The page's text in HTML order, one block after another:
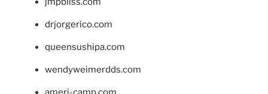
drjorgerico.com
queensushipa.com
wendyweimerdds.com